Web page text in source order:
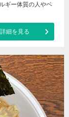
ギー体質の人やベ
詳細を見る